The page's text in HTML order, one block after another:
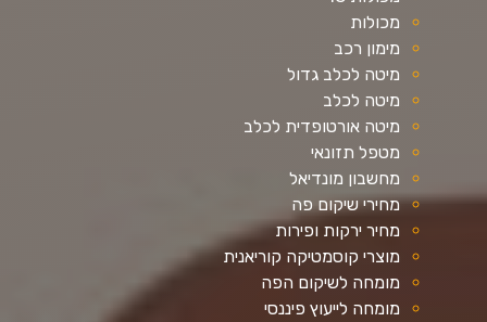
מכולות
מימון רכב
מיטה לכלב גדול
מיטה לכלב
מיטה אורטופדית לכלב
מטפל תזונאי
מחשבון מונדיאל
מחירי שיקום פה
מחיר ירקות ופירות
מוצרי קוסמטיקה קוריאנית
מומחה לשיקום הפה
מומחה לייעוץ פיננסי